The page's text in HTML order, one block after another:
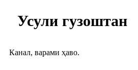
Усули гузоштан
Канал, варами ҳаво.